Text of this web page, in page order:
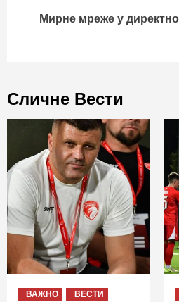
Мирне мреже у
Сличне Вести
ВАЖНО
ВЕСТИ